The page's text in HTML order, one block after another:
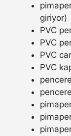
giriyor)
PVC
PVC
PVC
PVC